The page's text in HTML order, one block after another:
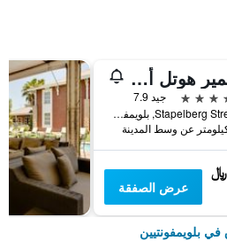
بريمير هوتل أنتا بوجا
جيد 7.9
6 Stapelberg Street, بلويمفونتيين, محافظة فري ستايت, جنوب أفريقيا
عرض الصفقة
بلويمفونتيين